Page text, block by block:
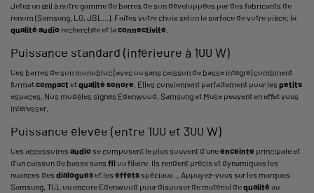
Jetez un œil à notre gamme de barres de son développées par des fabricants de
renom (Samsung, LG, JBL...). Faites votre choix selon la surface de votre pièce, la
qualité audio recherchée et laconnectivité.
Puissance standard (inférieure à 100 W)
Ces barres de son monobloc (avec ou sans caisson de basse intégré) combinent
formatcompact etqualité sonore. Elles conviennent parfaitement pour les petits
espaces. Nos modèles signés Edenwood, Samsung et Muse peuvent en effet vous
intéresser.
Puissance élevée (entre 100 et 300 W)
Ces accessoires audio se composent le plus souvent d'uneenceinte principale et
d'un caisson de basse sans filou filaire. Ils rendent précis et dynamiques les
nuances des dialogueset les effetsspéciaux... Appuyez-vous sur les marques
Samsung, TCL ou encore Edenwood pour disposer de matériel dequalité au